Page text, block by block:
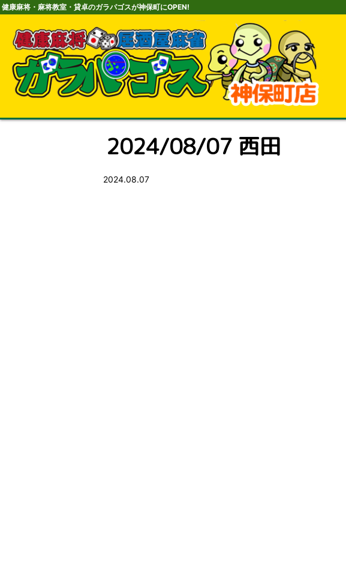
健康麻将・麻将教室・貸卓のガラパゴスが神保町にOPEN!
2024/08/07 西田
2024.08.07